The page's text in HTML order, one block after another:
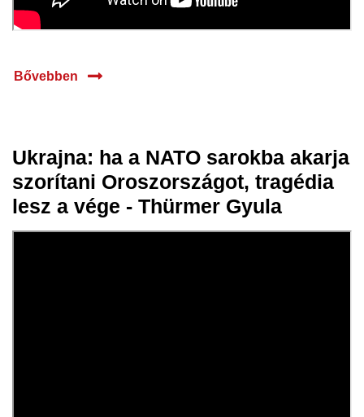
Bővebben
05 jún.
2024
Ukrajna: ha a NATO sarokba akarja
szorítani Oroszországot, tragédia
lesz a vége - Thürmer Gyula